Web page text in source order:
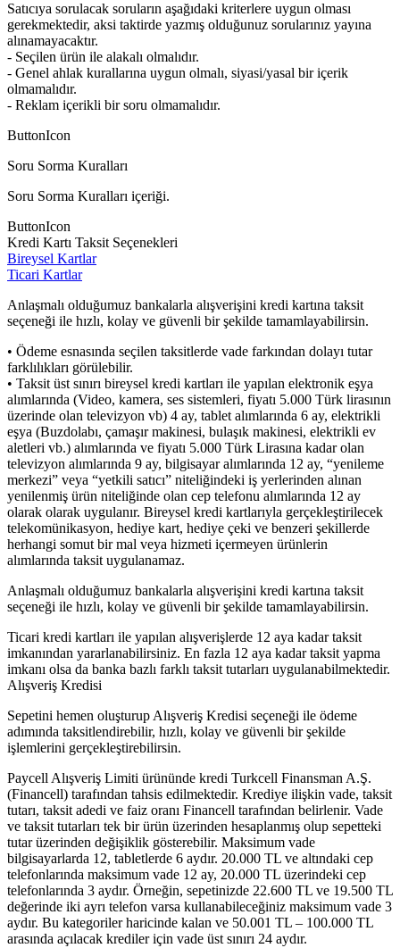
Satıcıya sorulacak soruların aşağıdaki kriterlere uygun olması
gerekmektedir, aksi taktirde yazmış olduğunuz sorularınız yayına
alınamayacaktır.
- Seçilen ürün ile alakalı olmalıdır.
- Genel ahlak kurallarına uygun olmalı, siyasi/yasal bir içerik
olmamalıdır.
- Reklam içerikli bir soru olmamalıdır.
ButtonIcon
Soru Sorma Kuralları
Soru Sorma Kuralları içeriği.
ButtonIcon
Kredi Kartı Taksit Seçenekleri
Bireysel Kartlar
Ticari Kartlar
Anlaşmalı olduğumuz bankalarla alışverişini kredi kartına taksit
seçeneği ile hızlı, kolay ve güvenli bir şekilde tamamlayabilirsin.
• Ödeme esnasında seçilen taksitlerde vade farkından dolayı tutar
farklılıkları görülebilir.
• Taksit üst sınırı bireysel kredi kartları ile yapılan elektronik eşya
alımlarında (Video, kamera, ses sistemleri, fiyatı 5.000 Türk lirasının
üzerinde olan televizyon vb) 4 ay, tablet alımlarında 6 ay, elektrikli
eşya (Buzdolabı, çamaşır makinesi, bulaşık makinesi, elektrikli ev
aletleri vb.) alımlarında ve fiyatı 5.000 Türk Lirasına kadar olan
televizyon alımlarında 9 ay, bilgisayar alımlarında 12 ay, “yenileme
merkezi” veya “yetkili satıcı” niteliğindeki iş yerlerinden alınan
yenilenmiş ürün niteliğinde olan cep telefonu alımlarında 12 ay
olarak olarak uygulanır. Bireysel kredi kartlarıyla gerçekleştirilecek
telekomünikasyon, hediye kart, hediye çeki ve benzeri şekillerde
herhangi somut bir mal veya hizmeti içermeyen ürünlerin
alımlarında taksit uygulanamaz.
Anlaşmalı olduğumuz bankalarla alışverişini kredi kartına taksit
seçeneği ile hızlı, kolay ve güvenli bir şekilde tamamlayabilirsin.
Ticari kredi kartları ile yapılan alışverişlerde 12 aya kadar taksit
imkanından yararlanabilirsiniz. En fazla 12 aya kadar taksit yapma
imkanı olsa da banka bazlı farklı taksit tutarları uygulanabilmektedir.
Alışveriş Kredisi
Sepetini hemen oluşturup Alışveriş Kredisi seçeneği ile ödeme
adımında taksitlendirebilir, hızlı, kolay ve güvenli bir şekilde
işlemlerini gerçekleştirebilirsin.
Paycell Alışveriş Limiti ürününde kredi Turkcell Finansman A.Ş.
(Financell) tarafından tahsis edilmektedir. Krediye ilişkin vade, taksit
tutarı, taksit adedi ve faiz oranı Financell tarafından belirlenir. Vade
ve taksit tutarları tek bir ürün üzerinden hesaplanmış olup sepetteki
tutar üzerinden değişiklik gösterebilir. Maksimum vade
bilgisayarlarda 12, tabletlerde 6 aydır. 20.000 TL ve altındaki cep
telefonlarında maksimum vade 12 ay, 20.000 TL üzerindeki cep
telefonlarında 3 aydır. Örneğin, sepetinizde 22.600 TL ve 19.500 TL
değerinde iki ayrı telefon varsa kullanabileceğiniz maksimum vade 3
aydır. Bu kategoriler haricinde kalan ve 50.001 TL – 100.000 TL
arasında açılacak krediler için vade üst sınırı 24 aydır.